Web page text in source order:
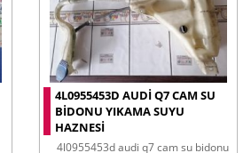
4L0955453D AUDI Q7 CAM SU
BIDONU YIKAMA SUYU
HAZNESI
4l0955453d audi q7 cam su bidonu